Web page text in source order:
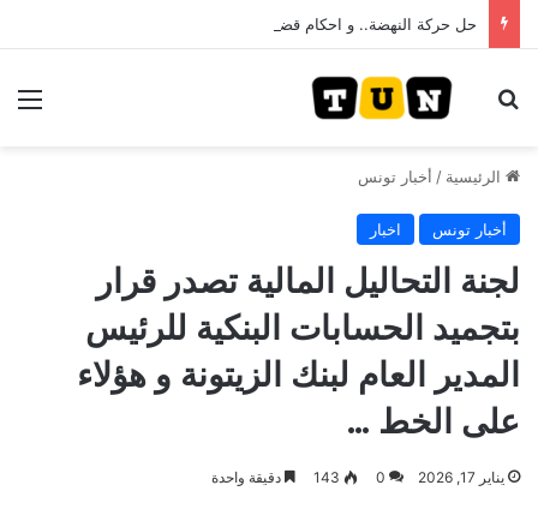
بحث عن
الرئيسية / أخبار تونس
أخبار تونس اخبار
لجنة التحاليل المالية تصدر قرار
بتجميد الحسابات البنكية للرئيس
المدير العام لبنك الزيتونة و هؤلاء
على الخط …
يناير 17, 2026 0
143 دقيقة واحدة